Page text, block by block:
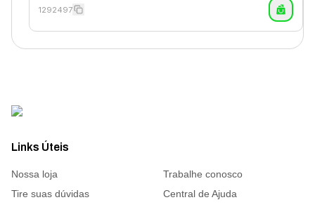
1292497
Links Úteis
Nossa loja
Trabalhe conosco
Tire suas dúvidas
Central de Ajuda